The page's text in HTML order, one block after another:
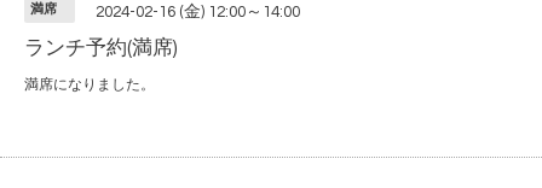
満席 2024-02-16 (金) 12:00～14:00
ランチ予約(満席)
満席になりました。